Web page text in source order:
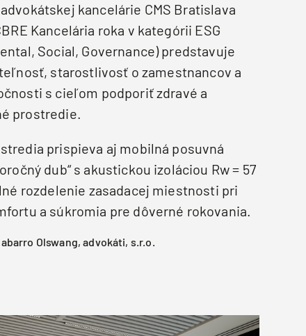
kancelárie CMS Bratislava
Kancelária roka v kategórii ESG
Social, Governance) predstavuje
starostlivosť o zamestnancov a
s cieľom podporiť zdravé a
prostredie.
prispieva aj mobilná posuvná
dub“ s akustickou izoláciou Rw = 57
rozdelenie zasadacej miestnosti pri
a súkromia pre dôverné rokovania.
Olswang, advokáti, s.r.o.